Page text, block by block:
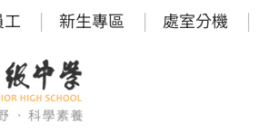
新生專區 處室分機